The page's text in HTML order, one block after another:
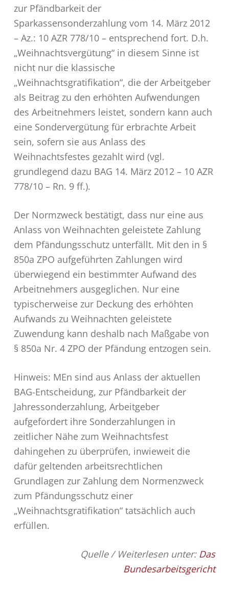
zur Pfändbarkeit der
Sparkassensonderzahlung vom 14. März 2012
– Az.: 10 AZR 778/10 – entsprechend fort. D.h.
„Weihnachtsvergütung“ in diesem Sinne ist
nicht nur die klassische
„Weihnachtsgratifikation“, die der Arbeitgeber
als Beitrag zu den erhöhten Aufwendungen
des Arbeitnehmers leistet, sondern kann auch
eine Sondervergütung für erbrachte Arbeit
sein, sofern sie aus Anlass des
Weihnachtsfestes gezahlt wird (vgl.
grundlegend dazu BAG 14. März 2012 – 10 AZR
778/10 – Rn. 9 ff.).
Der Normzweck bestätigt, dass nur eine aus
Anlass von Weihnachten geleistete Zahlung
dem Pfändungsschutz unterfällt. Mit den in §
850a ZPO aufgeführten Zahlungen wird
überwiegend ein bestimmter Aufwand des
Arbeitnehmers ausgeglichen. Nur eine
typischerweise zur Deckung des erhöhten
Aufwands zu Weihnachten geleistete
Zuwendung kann deshalb nach Maßgabe von
§ 850a Nr. 4 ZPO der Pfändung entzogen sein.
Hinweis: MEn sind aus Anlass der aktuellen
BAG-Entscheidung, zur Pfändbarkeit der
Jahressonderzahlung, Arbeitgeber
aufgefordert ihre Sonderzahlungen in
zeitlicher Nähe zum Weihnachtsfest
dahingehen zu überprüfen, inwieweit die
dafür geltenden arbeitsrechtlichen
Grundlagen zur Zahlung dem Normenzweck
zum Pfändungsschutz einer
„Weihnachtsgratifikation“ tatsächlich auch
erfüllen.
Quelle / Weiterlesen unter: Das
Bundesarbeitsgericht